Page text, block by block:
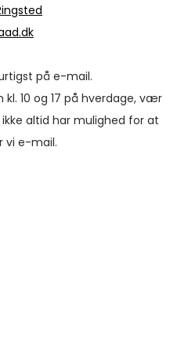
på e-mail.
10 og 17 på hverdage, vær
altid har mulighed for at
vi e-mail.